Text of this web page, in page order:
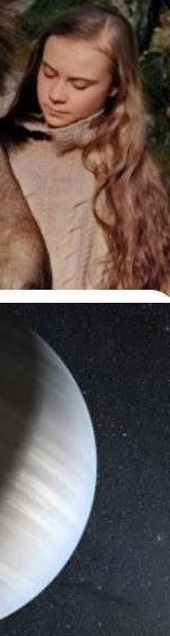
รก Vogue
มแฟชั่นสร้าง
คลื่อนไหวด้านสิ่ง
ให้ขึ้นปกปฐมฤกษ์ของ
อดิชันล่าสุดที่เพิ่งปล่อย
มาเมื่อวานนี้ โดยธัน
นั่งอยู่กับ
ชียลมีเดียของเธอ
นเป็นตัวการสำคัญที่
างนิเวศวิทยา ยังไม่
จำนวนมากทั่วโลก
ต์แฟชั่น (แฟชั่นที่ถูก
) เพื่อให้คนช้อปอ
ขียนไว้ในทวิตเตอร์
น เหมือนจะหันมา
ำแคมเปญที่สร้าง
น” “จริยธรรม” “สี
พภูมิอากาศ” หรือ
ด้เกิดอะไรขึ้นเลย
น ๆ” ธันเบิร์กให้
ซื้อเสื้อผ้าใหม่มานาน
ม่คือเมื่อ 3 ปีก่อน
กคนรู้จัก” ธันเบิร์ก
และความเป็น
ในช่วงสัปดาห์ที่ผ่าน
งเวลาเช่นนี้เหมาะ
ประโยชน์อะไร และ
งคำถามแรกนั้น เรา
งของคำตอบที่สอง
กับงานด้านอวกาศ